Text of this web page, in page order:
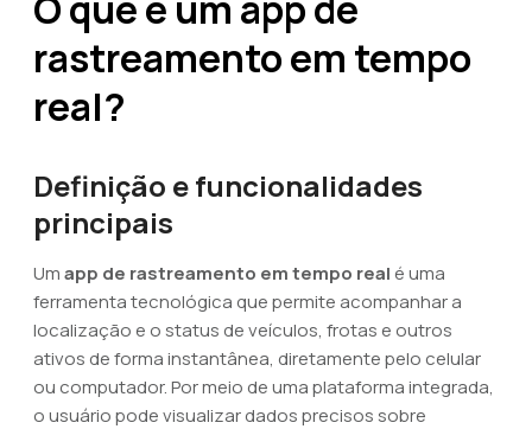
rastreamento em tempo
real?
Definição e funcionalidades
principais
Umapp de rastreamento em tempo real é uma
ferramenta tecnológica que permite acompanhar a
localização e o status de veículos, frotas e outros
ativos de forma instantânea, diretamente pelo celular
ou computador. Por meio de uma plataforma integrada,
o usuário pode visualizar dados precisos sobre